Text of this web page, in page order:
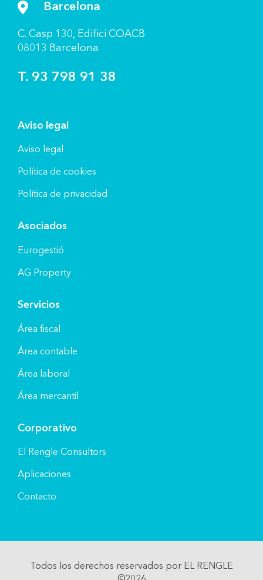
Barcelona
C. Casp 130, Ediﬁci COACB
08013 Barcelona
T. 93 798 91 38
Aviso legal
Aviso legal
Política de cookies
Política de privacidad
Asociados
Eurogestió
AG Property
Servicios
Área fiscal
Área contable
Área laboral
Área mercantil
Corporativo
El Rengle Consultors
Aplicaciones
Contacto
Todos los derechos reservados por EL RENGLE